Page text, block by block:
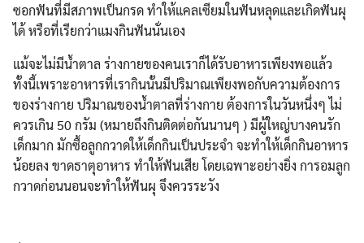
ซอกฟันที่มีสภาพเป็นกรด ทำให้แคลเซียมในฟันหลุดและเกิดฟันผุ
ได้ หรือที่เรียกว่าแมงกินฟันนั่นเอง
แม้จะไม่มีน้ำตาล ร่างกายของคนเราก็ได้รับอาหารเพียงพอแล้ว
ทั้งนี้เพราะอาหารที่เรากินนั้นมีปริมาณเพียงพอกับความต้องการ
ของร่างกาย ปริมาณของน้ำตาลที่ร่างกาย ต้องการในวันหนึ่งๆ ไม่
ควรเกิน 50 กรัม (หมายถึงกินติดต่อกันนานๆ ) มีผู้ใหญ่บางคนรัก
เด็กมาก มักซื้อลูกกวาดให้เด็กกินเป็นประจำ จะทำให้เด็กกินอาหาร
น้อยลง ขาดธาตุอาหาร ทำให้ฟันเสีย โดยเฉพาะอย่างยิ่ง การอมลูก
กวาดก่อนนอนจะทำให้ฟันผุ จึงควรระวัง